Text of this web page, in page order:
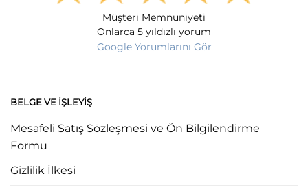
Müşteri Memnuniyeti
Onlarca 5 yıldızlı yorum
Google Yorumlarını Gör
BELGE VE İŞLEYIŞ
Mesafeli Satış Sözleşmesi ve Ön Bilgilendirme
Formu
Gizlilik İlkesi